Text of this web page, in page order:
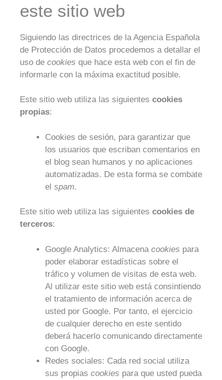
este sitio web
Siguiendo las directrices de la Agencia Española
de Protección de Datos procedemos a detallar el
uso de cookies que hace esta web con el fin de
informarle con la máxima exactitud posible.
Este sitio web utiliza las siguientes cookies
propias:
Cookies de sesión, para garantizar que
los usuarios que escriban comentarios en
el blog sean humanos y no aplicaciones
automatizadas. De esta forma se combate
el spam.
Este sitio web utiliza las siguientes cookies de
terceros:
Google Analytics: Almacena cookies para
poder elaborar estadísticas sobre el
tráfico y volumen de visitas de esta web.
Al utilizar este sitio web está consintiendo
el tratamiento de información acerca de
usted por Google. Por tanto, el ejercicio
de cualquier derecho en este sentido
deberá hacerlo comunicando directamente
con Google.
Redes sociales: Cada red social utiliza
sus propias cookies para que usted pueda